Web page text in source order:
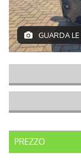
AUTO USATE
ACQUISTIAMO USATO
ASSISTENZA
CONTATTI
LAVORA CON NOI
GUARDA
PREZZO